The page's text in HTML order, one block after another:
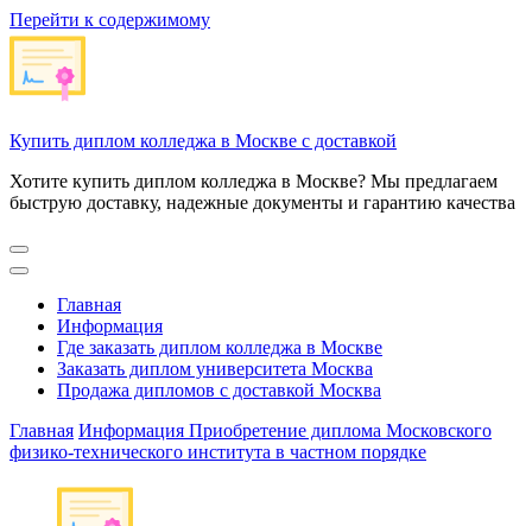
Перейти к содержимому
Купить диплом колледжа в Москве с доставкой
Хотите купить диплом колледжа в Москве? Мы предлагаем
быструю доставку, надежные документы и гарантию качества
Главная
Информация
Где заказать диплом колледжа в Москве
Заказать диплом университета Москва
Продажа дипломов с доставкой Москва
Главная Информация Приобретение диплома Московского
физико-технического института в частном порядке